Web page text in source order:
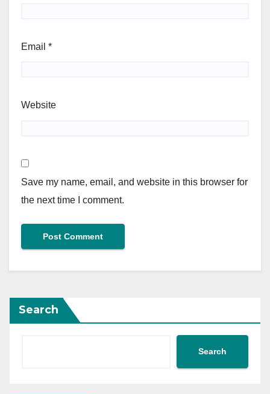
Email *
Website
Save my name, email, and website in this browser for
the next time I comment.
Search
Search